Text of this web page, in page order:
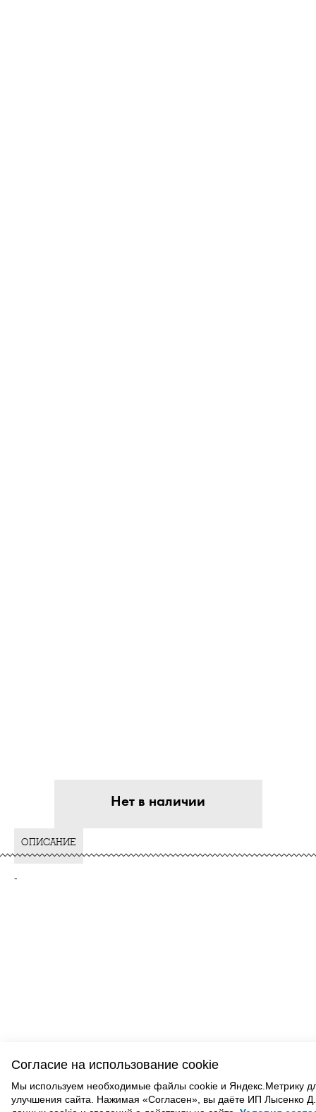
Нет в наличии
ОПИСАНИЕ
-
ВАМ ТАКЖЕ МОЖЕТ ПОНРАВИТЬСЯ
Согласие на использование cookie
Мы используем необходимые файлы cookie и Яндекс.Метрику
улучшения сайта. Нажимая «Согласен», вы даёте ИП Лысенко